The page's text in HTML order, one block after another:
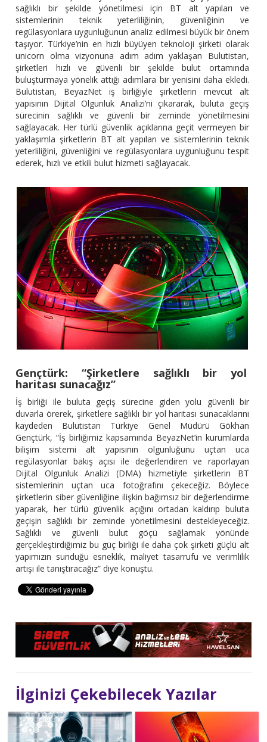
sağlıklı bir şekilde yönetilmesi için BT alt yapıları ve
sistemlerinin teknik yeterliliğinin, güvenliğinin ve
regülasyonlara uygunluğunun analiz edilmesi büyük bir önem
taşıyor. Türkiye’nin en hızlı büyüyen teknoloji şirketi olarak
unicorn olma vizyonuna adım adım yaklaşan Bulutistan,
şirketleri hızlı ve güvenli bir şekilde bulut ortamında
buluşturmaya yönelik attığı adımlara bir yenisini daha ekledi.
Bulutistan, BeyazNet iş birliğiyle şirketlerin mevcut alt
yapısının Dijital Olgunluk Analizi’ni çıkararak, buluta geçiş
sürecinin sağlıklı ve güvenli bir zeminde yönetilmesini
sağlayacak. Her türlü güvenlik açıklarına geçit vermeyen bir
yaklaşımla şirketlerin BT alt yapıları ve sistemlerinin teknik
yeterliliğini, güvenliğini ve regülasyonlara uygunluğunu tespit
ederek, hızlı ve etkili bulut hizmeti sağlayacak.
Gençtürk: “Şirketlere sağlıklı bir yol
haritası sunacağız”
İş birliği ile buluta geçiş sürecine giden yolu güvenli bir
duvarla örerek, şirketlere sağlıklı bir yol haritası sunacaklarını
kaydeden Bulutistan Türkiye Genel Müdürü Gökhan
Gençtürk, “İş birliğimiz kapsamında BeyazNet’in kurumlarda
bilişim sistemi alt yapısının olgunluğunu uçtan uca
regülasyonlar bakış açısı ile değerlendiren ve raporlayan
Dijital Olgunluk Analizi (DMA) hizmetiyle şirketlerin BT
sistemlerinin uçtan uca fotoğrafını çekeceğiz. Böylece
şirketlerin siber güvenliğine ilişkin bağımsız bir değerlendirme
yaparak, her türlü güvenlik açığını ortadan kaldırıp buluta
geçişin sağlıklı bir zeminde yönetilmesini destekleyeceğiz.
Sağlıklı ve güvenli bulut göçü sağlamak yönünde
gerçekleştirdiğimiz bu güç birliği ile daha çok şirketi güçlü alt
yapımızın sunduğu esneklik, maliyet tasarrufu ve verimlilik
artışı ile tanıştıracağız” diye konuştu.
İlginizi Çekebilecek Yazılar